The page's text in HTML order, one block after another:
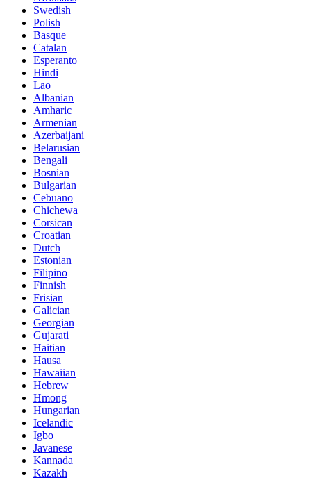
Swedish
Polish
Basque
Catalan
Esperanto
Hindi
Lao
Albanian
Amharic
Armenian
Azerbaijani
Belarusian
Bengali
Bosnian
Bulgarian
Cebuano
Chichewa
Corsican
Croatian
Dutch
Estonian
Filipino
Finnish
Frisian
Galician
Georgian
Gujarati
Haitian
Hausa
Hawaiian
Hebrew
Hmong
Hungarian
Icelandic
Igbo
Javanese
Kannada
Kazakh